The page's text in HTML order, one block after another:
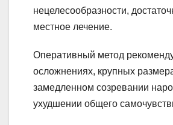
нецелесообразности,
местное лечение.
Оперативный метод
осложнениях, крупных
замедленном созревании
ухудшении общего